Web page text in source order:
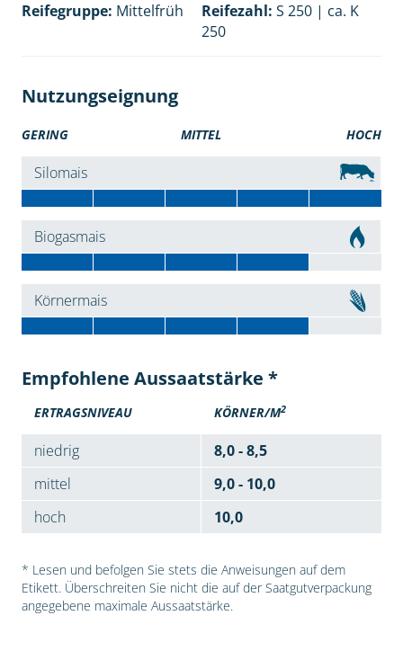
Reifegruppe: Mittelfrüh Reifezahl: S 250 | ca. K
250
Nutzungseignung
GERING MITTEL HOCH
Silomais
Biogasmais
Körnermais
Empfohlene Aussaatstärke *
ERTRAGSNIVEAU KÖRNER/M2
niedrig
8,0 - 8,5
mittel
9,0 - 10,0
hoch
10,0
* Lesen und befolgen Sie stets die Anweisungen auf dem
Etikett. Überschreiten Sie nicht die auf der Saatgutverpackung
angegebene maximale Aussaatstärke.